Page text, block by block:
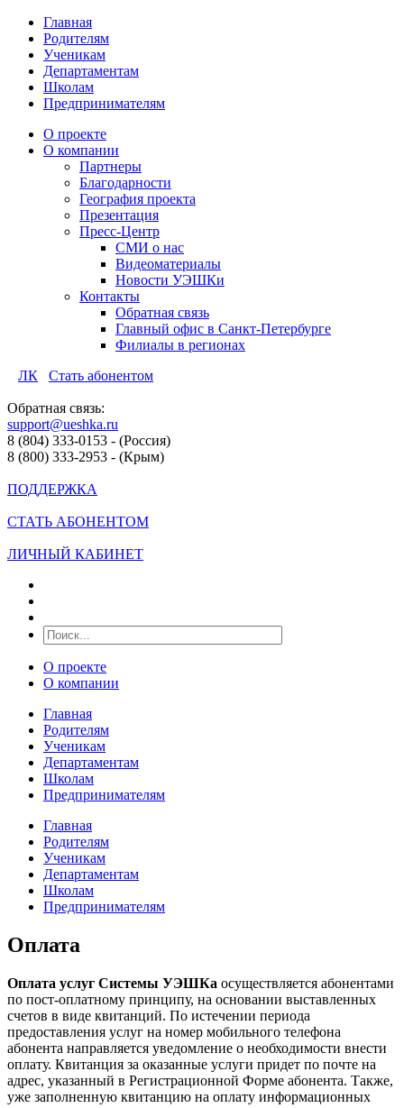
Главная
Родителям
Ученикам
Департаментам
Школам
Предпринимателям
О проекте
О компании
Партнеры
Благодарности
География проекта
Презентация
Пресс-Центр
СМИ о нас
Видеоматериалы
Новости УЭШКи
Контакты
Обратная связь
Главный офис в Санкт-Петербурге
Филиалы в регионах
ЛК
Стать абонентом
Обратная связь:
support@ueshka.ru
8 (804) 333-0153 - (Россия)
8 (800) 333-2953 - (Крым)
ПОДДЕРЖКА
СТАТЬ АБОНЕНТОМ
ЛИЧНЫЙ КАБИНЕТ
О проекте
О компании
Главная
Родителям
Ученикам
Департаментам
Школам
Предпринимателям
Главная
Родителям
Ученикам
Департаментам
Школам
Предпринимателям
Оплата
Оплата услуг Системы УЭШКа осуществляется абонентами
по пост-оплатному принципу, на основании выставленных
счетов в виде квитанций. По истечении периода
предоставления услуг на номер мобильного телефона
абонента направляется уведомление о необходимости внести
оплату. Квитанция за оказанные услуги придет по почте на
адрес, указанный в Регистрационной Форме абонента. Также,
уже заполненную квитанцию на оплату информационных